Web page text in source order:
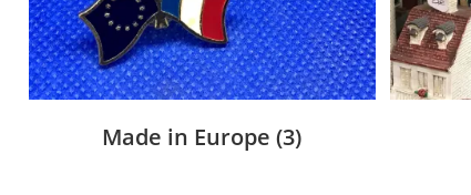
Made in Europe(3)